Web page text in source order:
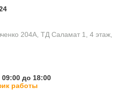
204А, ТД Саламат 1, 4 этаж,
09:00 до 18:00
работы